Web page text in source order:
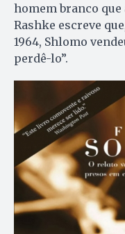
homem branco
Rashke escreve
1964, Shlomo
perdê-lo”.